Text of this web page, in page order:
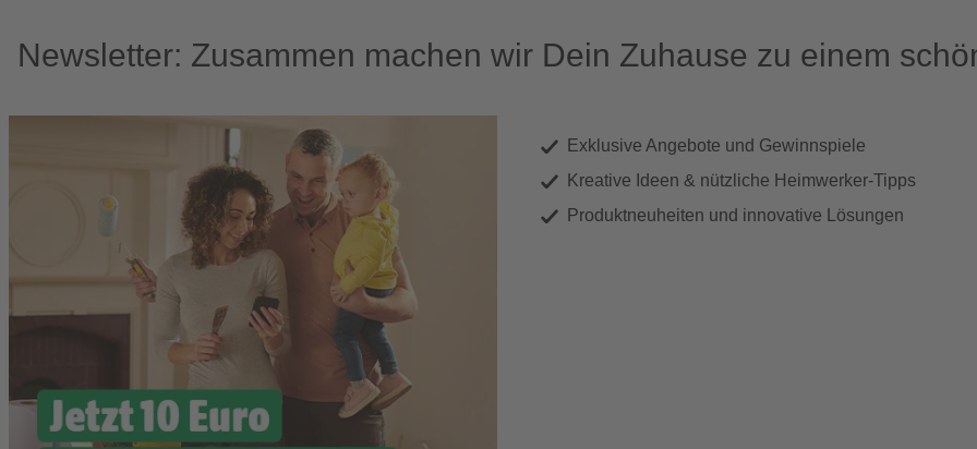
Newsletter: Zusammen machen wir Dein Zuhause zu einem
Exklusive Angebote und Gewinnspiele
Kreative Ideen & nützliche Heimwerker-Tipps
Produktneuheiten und innovative Lösungen